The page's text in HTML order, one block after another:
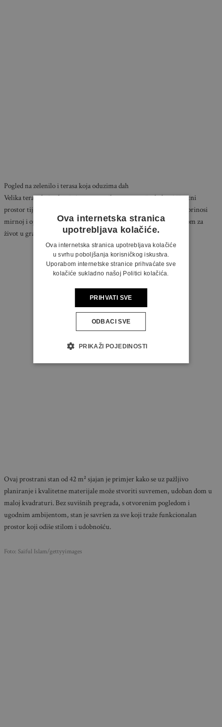
Pogled na zelenilo i terasa koja oduzima dah
Velika terasa koja okružuje stan sa svih strana pruža dodatni životni
prostor tijekom toplijih mjeseci. Uz pogled na zelenilo, terasa doprinosi
mirnoj i opuštajućoj atmosferi, što ovaj stan čini idealnim mjestom za
život u gradu, ali s dozom privatnosti i luksuza.
Ovaj prostrani stan od 42 m² sjajan je primjer kako se uz pažljivo
planiranje i kvalitetne materijale može stvoriti suvremen, udoban dom u
maloj kvadraturi. Bez suvišnih pregrada, s otvorenim pogledom i
ugodnim ambijentom, stan je savršen za sve koji traže funkcionalan
prostor koji odiše stilom i udobnošću.
Foto: Saiful Islam/gettyyimages
Ova internetska stranica
upotrebljava kolačiće.
Ova internetska stranica upotrebljava kolačiće
u svrhu poboljšanja korisničkog iskustva.
Uporabom internetske stranice prihvaćate sve
kolačiće sukladno našoj Politici kolačića.
PRIHVATI SVE
ODBACI SVE
PRIKAŽI POJEDINOSTI